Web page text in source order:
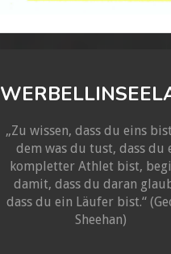
„Zu wissen, dass du eins
dem was du tust, dass du
kompletter Athlet bist,
damit, dass du daran
dass du ein Läufer bist.“
Sheehan)